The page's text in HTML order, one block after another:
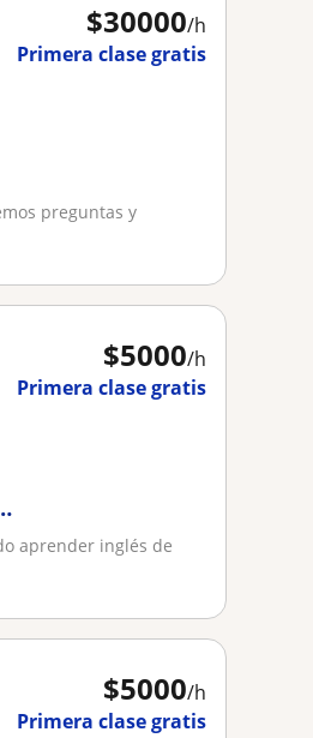
$30000/h
Primera clase gratis
preguntas y
$5000/h
Primera clase gratis
aprender inglés de
$5000/h
Primera clase gratis